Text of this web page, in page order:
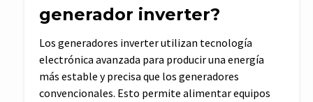
generador inverter?
Los generadores inverter utilizan tecnología
electrónica avanzada para producir una energía
más estable y precisa que los generadores
convencionales. Esto permite alimentar equipos